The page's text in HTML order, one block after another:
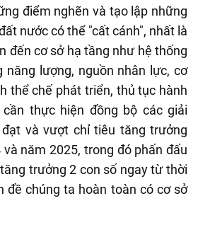
điểm nghẽn và tạo lập những
nước có thể "cất cánh", nhất là
đến cơ sở hạ tầng như hệ thống
năng lượng, nguồn nhân lực, cơ
thể chế phát triển, thủ tục hành
thực hiện đồng bộ các giải
và vượt chỉ tiêu tăng trưởng
và năm 2025, trong đó phấn đấu
trưởng 2 con số ngay từ thời
đề chúng ta hoàn toàn có cơ sở